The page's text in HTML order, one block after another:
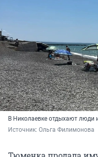
В Николаевке отдыхают люди
Источник: Ольга Филимонова